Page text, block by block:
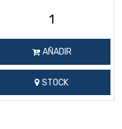
AÑADIR
STOCK